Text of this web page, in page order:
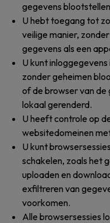
gegevens
U hebt toegang tot
veilige manier,
gegevens als een
U kunt
zonder geheimen
of de browser van
lokaal gerenderd.
U heeft controle op
websitedomeinen
U kunt
schakelen, zoals het
uploaden en
exfiltreren van
voorkomen.
Alle browsersessies